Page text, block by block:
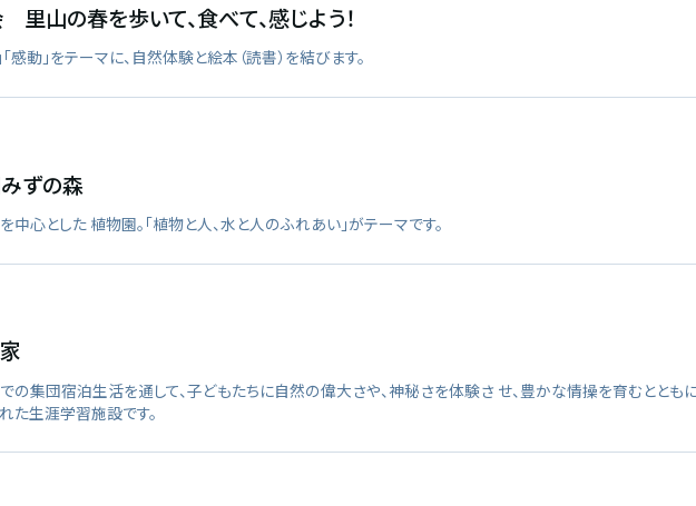
山の春を歩いて、食べて、感じよう！
感動」をテーマに、自然体験と絵本（読書）を結びます。
ずの森
心とした 植物園。「植物と人、水と人のふれあい」がテーマです。
集団宿泊生活を通して、子どもたちに自然の偉大さや、神秘さを体験さ せ、豊かな情操を育むととも
た生涯学習施設です。